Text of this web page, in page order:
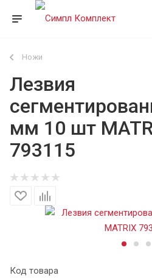
Ножи
Лезвия
мм 10 шт
793115
Код товара